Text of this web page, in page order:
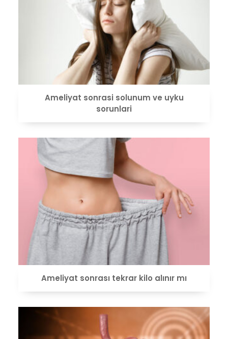
VIEW
Ameliyat sonrasi solunum ve uyku
sorunlari
VIEW
Ameliyat sonrası tekrar kilo alınır mı